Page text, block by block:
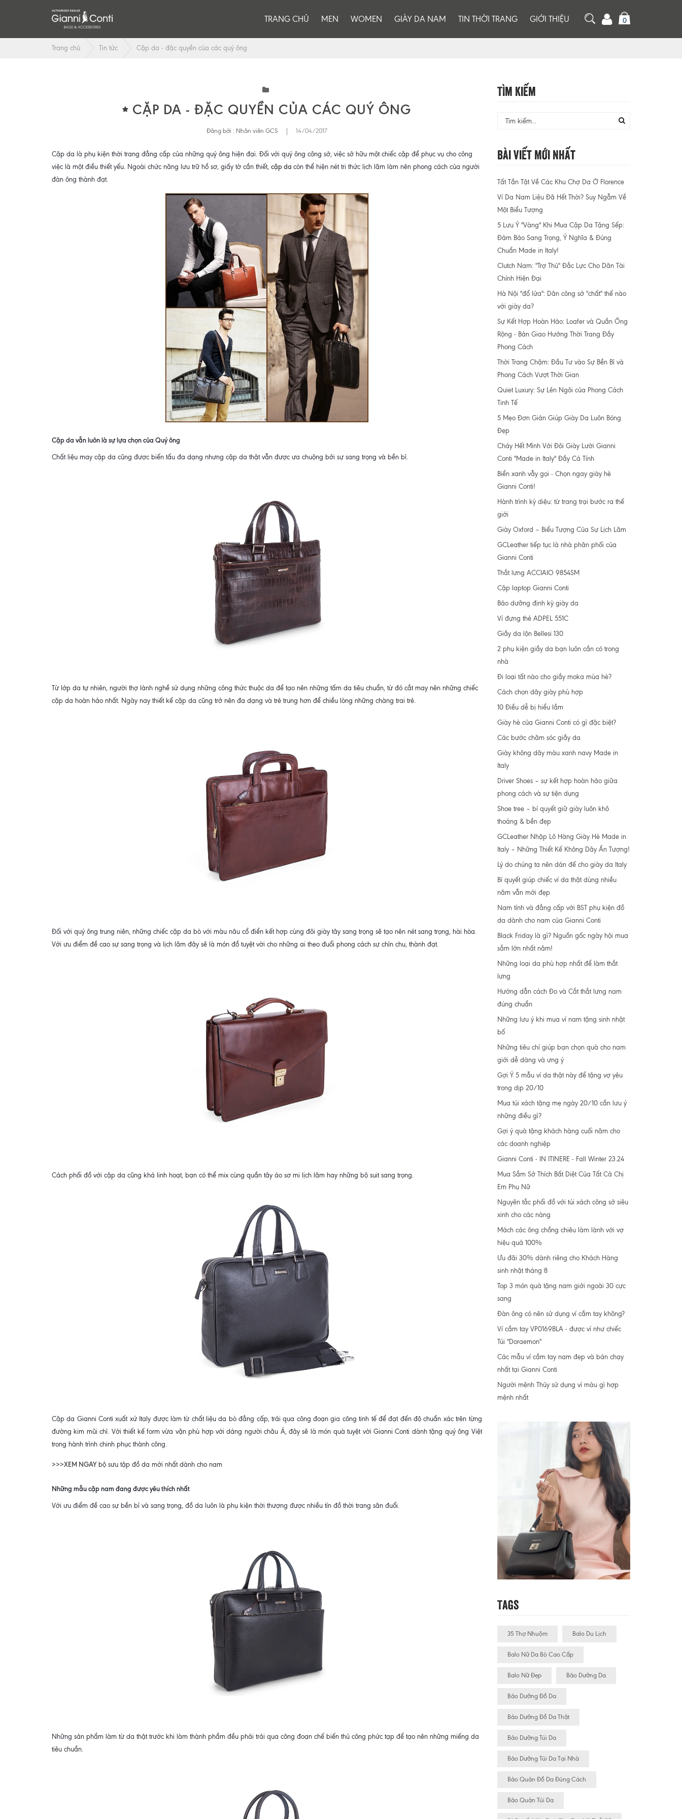
TRANG CHỦ MEN WOMEN GIÀY DA NAM TIN THỜI TRANG GIỚI THIỆU 0
Trang chủ Tin tức Cặp da - đặc quyền của các quý ông
CẶP DA - ĐẶC QUYỀN CỦA CÁC QUÝ ÔNG
Đăng bởi : Nhân viên GCS 14/04/2017
Cặp da là phụ kiện thời trang đẳng cấp của những quý ông hiện đại. Đối với quý ông công sở, việc sở hữu một chiếc cặp để phục vụ cho công
việc là một điều thiết yếu. Ngoài chức năng lưu trữ hồ sơ, giấy tờ cần thiết, cặp da còn thể hiện nét tri thức lịch lãm làm nên phong cách của người
đàn ông thành đạt.
Cặp da vẫn luôn là sự lựa chọn của Quý ông
Chất liệu may cặp da cũng được biến tấu đa dạng nhưng cặp da thật vẫn được ưa chuộng bởi sự sang trọng và bền bỉ.
Từ lớp da tự nhiên, người thợ lành nghề sử dụng những công thức thuộc da để tạo nên những tấm da tiêu chuẩn, từ đó cắt may nên những chiếc
cặp da hoàn hảo nhất. Ngày nay thiết kế cặp da cũng trở nên đa dạng và trẻ trung hơn để chiều lòng những chàng trai trẻ.
Đối với quý ông trung niên, những chiếc cặp da bò với màu nâu cổ điển kết hợp cùng đôi giày tây sang trọng sẽ tạo nên nét sang trọng, hài hòa.
Với ưu điểm đề cao sự sang trọng và lịch lãm đây sẽ là món đồ tuyệt vời cho những ai theo đuổi phong cách sự chỉn chu, thành đạt.
Cách phối đồ với cặp da cũng khá linh hoạt, bạn có thể mix cùng quần tây áo sơ mi lịch lãm hay những bộ suit sang trọng.
Cặp da Gianni Conti xuất xứ Italy được làm từ chất liệu da bò đẳng cấp, trải qua công đoạn gia công tinh tế để đạt đến độ chuẩn xác trên từng
đường kim mũi chỉ. Với thiết kế form vừa vặn phù hợp với dáng người châu Á, đây sẽ là món quà tuyệt vời Gianni Conti dành tặng quý ông Việt
trong hành trình chinh phục thành công.
>>>XEM NGAYbộ sưu tập đồ da mới nhất dành cho nam
Những mẫu cặp nam đang được yêu thích nhất
Với ưu điểm đề cao sự bền bỉ và sang trọng, đồ da luôn là phụ kiện thời thượng được nhiều tín đồ thời trang săn đuổi.
Những sản phẩm làm từ da thật trước khi làm thành phẩm đều phải trải qua công đoạn chế biến thủ công phức tạp để tạo nên những miếng da
tiêu chuẩn.
Tìm Kiếm
Bài Viết Mới Nhất
Tất Tần Tật Về Các Khu Chợ Da Ở Florence
Ví Da Nam Liệu Đã Hết Thời? Suy Ngẫm Về
Một Biểu Tượng
5 Lưu Ý "Vàng" Khi Mua Cặp Da Tặng Sếp:
Đảm Bảo Sang Trọng, Ý Nghĩa & Đúng
Chuẩn Made in Italy!
Clutch Nam: "Trợ Thủ" Đắc Lực Cho Dân Tài
Chính Hiện Đại
Hà Nội "đổ lửa": Dân công sở "chất" thế nào
với giày da?
Sự Kết Hợp Hoàn Hảo: Loafer và Quần Ống
Rộng - Bản Giao Hưởng Thời Trang Đầy
Phong Cách
Thời Trang Chậm: Đầu Tư vào Sự Bền Bỉ và
Phong Cách Vượt Thời Gian
Quiet Luxury: Sự Lên Ngôi của Phong Cách
Tinh Tế
5 Mẹo Đơn Giản Giúp Giày Da Luôn Bóng
Đẹp
Cháy Hết Mình Với Đôi Giày Lười Gianni
Conti "Made in Italy" Đầy Cá Tính
Biển xanh vẫy gọi - Chọn ngay giày hè
Gianni Conti!
Hành trình kỳ diệu: từ trang trại bước ra thế
giới
Giày Oxford – Biểu Tượng Của Sự Lịch Lãm
GCLeather tiếp tục là nhà phân phối của
Gianni Conti
Thắt lưng ACCIAIO 9854SM
Cặp laptop Gianni Conti
Bảo dưỡng định kỳ giày da
Ví đựng thẻ ADPEL 551C
Giầy da lộn Bellesi 130
2 phụ kiện giầy da bạn luôn cần có trong
nhà
Đi loại tất nào cho giầy moka mùa hè?
Cách chọn dây giày phù hợp
10 Điều dễ bị hiểu lầm
Giày hè của Gianni Conti có gì đặc biệt?
Các bước chăm sóc giầy da
Giày không dây màu xanh navy Made in
Italy
Driver Shoes – sự kết hợp hoàn hảo giữa
phong cách và sự tiện dụng
Shoe tree – bí quyết giữ giày luôn khô
thoáng & bền đẹp
GCLeather Nhập Lô Hàng Giày Hè Made in
Italy – Những Thiết Kế Không Dây Ấn Tượng!
Lý do chúng ta nên dán đế cho giày da Italy
Bí quyết giúp chiếc ví da thật dùng nhiều
năm vẫn mới đẹp
Nam tính và đẳng cấp với BST phụ kiện đồ
da dành cho nam của Gianni Conti
Black Friday là gì? Nguồn gốc ngày hội mua
sắm lớn nhất năm!
Những loại da phù hợp nhất để làm thắt
lưng
Hướng dẫn cách Đo và Cắt thắt lưng nam
đúng chuẩn
Những lưu ý khi mua ví nam tặng sinh nhật
bố
Những tiêu chí giúp bạn chọn quà cho nam
giới dễ dàng và ưng ý
Gợi Ý 5 mẫu ví da thật này để tặng vợ yêu
trong dịp 20/10
Mua túi xách tặng mẹ ngày 20/10 cần lưu ý
những điều gì?
Gợi ý quà tặng khách hàng cuối năm cho
các doanh nghiệp
Gianni Conti - IN ITINERE - Fall Winter 23.24
Mua Sắm Sở Thích Bất Diệt Của Tất Cả Chị
Em Phụ Nữ
Nguyên tắc phối đồ với túi xách công sở siêu
xinh cho các nàng
Mách các ông chồng chiêu làm lành với vợ
hiệu quả 100%
Ưu đãi 30% dành riêng cho Khách Hàng
sinh nhật tháng 8
Top 3 món quà tặng nam giới ngoài 30 cực
sang
Đàn ông có nên sử dụng ví cầm tay không?
Ví cầm tay VP0169BLA - được ví như chiếc
Túi "Doraemon"
Các mẫu ví cầm tay nam đẹp và bán chạy
nhất tại Gianni Conti
Người mệnh Thủy sử dụng ví màu gì hợp
mệnh nhất
Tags
35 Thợ Nhuộm Balo Du Lịch
Balo Nữ Da Bò Cao Cấp
Balo Nữ Đẹp Bảo Dưỡng Da
Bảo Dưỡng Đồ Da
Bảo Dưỡng Đồ Da Thật
Bảo Dưỡng Túi Da
Bảo Dưỡng Túi Da Tại Nhà
Bảo Quản Đồ Da Đúng Cách
Bảo Quản Túi Da